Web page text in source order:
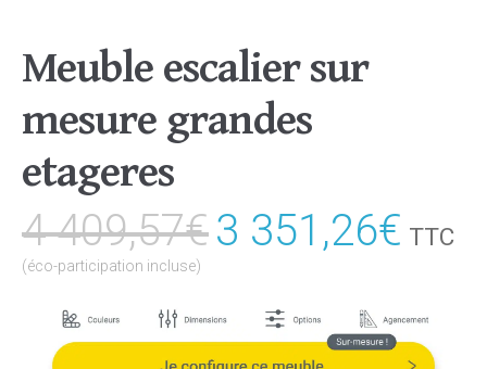
Meuble escalier sur
mesure grandes
etageres
4 409,57€Le
initial
3 351,26€Le
TTC
(éco-participation incluse)